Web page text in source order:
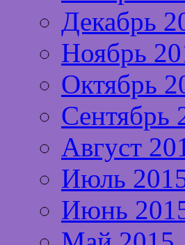
Декабрь
Ноябрь
Октябрь
Сентябрь
Август
Июль
Июнь